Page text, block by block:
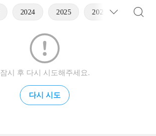
2024 2025 2026
잠시 후 다시 시도해주세요.
다시 시도